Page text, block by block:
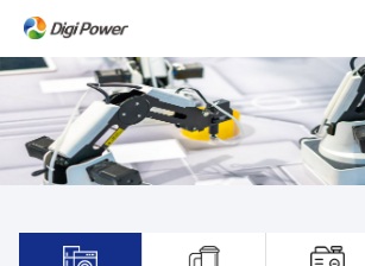
产
品
PRODUCTS